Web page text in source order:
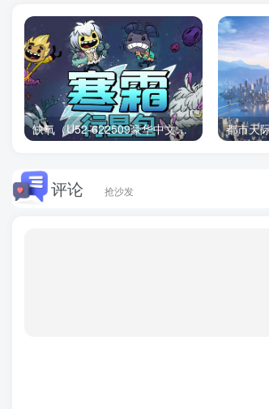
缺氧（U52-622509豪华中文版）下载
评论 抢沙发